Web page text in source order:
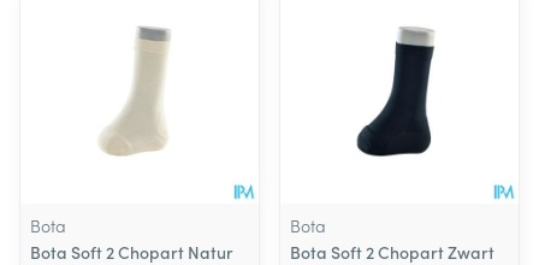
Bota
Bota Soft 2 Chopart Natur
Bota
Bota Soft 2 Chopart Zwart